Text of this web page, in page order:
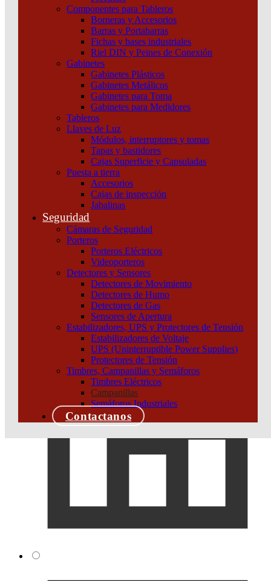
Componentes para Tableros
Borneras y Accesorios
Barras y Portabarras
Fichas y bases industriales
Riel DIN y Peines de Conexión
Gabinetes
Gabinetes Plásticos
Gabinetes Metálicos
Gabinetes para Toma
Gabinetes para Medidores
Tableros
Llaves de Luz
Módulos, interruptores y tomas
Tapas y bastidores
Cajas Superficie y Capsuladas
Puesta a tierra
Accesorios
Cajas de inspección
Jabalinas
Seguridad
Cámaras de Seguridad
Porteros
Porteros Eléctricos
Videoporteros
Detectores y Sensores
Detectores de Movimiento
Detectores de Humo
Detectores de Gas
Sensores de Apertura
Estabilizadores, UPS y Protectores de Tensión
Estabilizadores de Voltaje
UPS (Uninterruptible Power Supplies)
Protectores de Tensión
Timbres, Campanillas y Semáforos
Timbres Eléctricos
Campanillas
Semáforos Industriales
Contactanos